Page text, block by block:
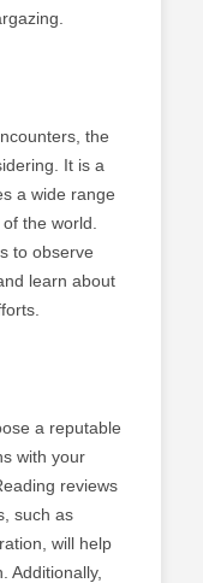
the
It is a
a wide range
the world.
to observe
learn about
a reputable
with your
reviews
such as
will help
Additionally,